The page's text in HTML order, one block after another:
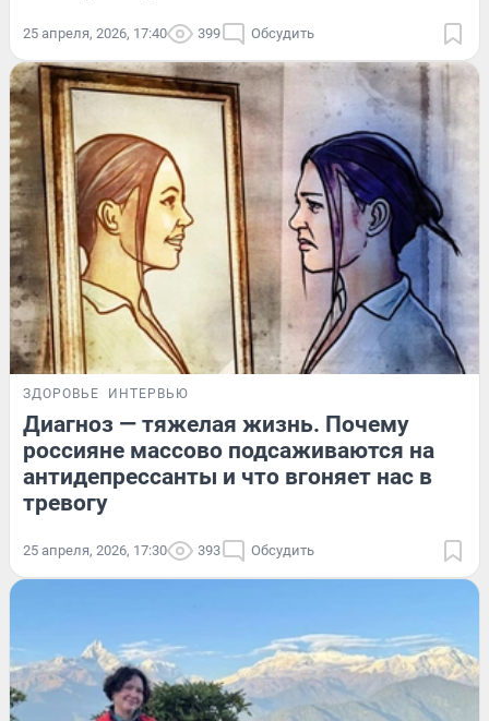
25 апреля, 2026, 17:40 399 Обсудить
ЗДОРОВЬЕ ИНТЕРВЬЮ
Диагноз — тяжелая жизнь. Почему
россияне массово подсаживаются на
антидепрессанты и что вгоняет нас в
тревогу
25 апреля, 2026, 17:30 393 Обсудить